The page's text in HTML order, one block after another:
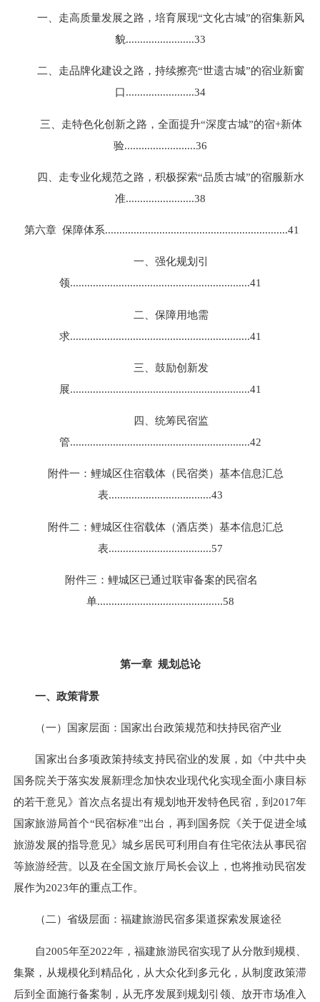
一、走高质量发展之路，培育展现“文化古城”的宿集新风
貌........................33
二、走品牌化建设之路，持续擦亮“世遗古城”的宿业新窗
口........................34
三、走特色化创新之路，全面提升“深度古城”的宿+新体
验.........................36
四、走专业化规范之路，积极探索“品质古城”的宿服新水
准........................38
第六章 保障体系................................................................41
一、强化规划引
领...............................................................41
二、保障用地需
求...............................................................41
三、鼓励创新发
展...............................................................41
四、统筹民宿监
管...............................................................42
附件一：鲤城区住宿载体（民宿类）基本信息汇总
表....................................43
附件二：鲤城区住宿载体（酒店类）基本信息汇总
表....................................57
附件三：鲤城区已通过联审备案的民宿名
单............................................58
第一章 规划总论
一、政策背景
（一）国家层面：国家出台政策规范和扶持民宿产业
国家出台多项政策持续支持民宿业的发展，如《中共中央
国务院关于落实发展新理念加快农业现代化实现全面小康目标
的若干意见》首次点名提出有规划地开发特色民宿，到2017年
国家旅游局首个“民宿标准”出台，再到国务院《关于促进全域
旅游发展的指导意见》城乡居民可利用自有住宅依法从事民宿
等旅游经营。以及在全国文旅厅局长会议上，也将推动民宿发
展作为2023年的重点工作。
（二）省级层面：福建旅游民宿多渠道探索发展途径
自2005年至2022年，福建旅游民宿实现了从分散到规模、
集聚，从规模化到精品化，从大众化到多元化，从制度政策滞
后到全面施行备案制，从无序发展到规划引领、放开市场准入